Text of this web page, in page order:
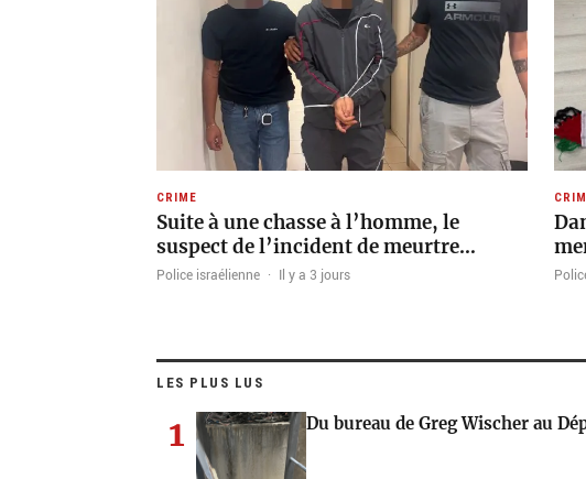
CRIME
Suite à une chasse à l’homme, le
suspect de l’incident de meurtre…
Police israélienne · Il y a 3 jours
LES PLUS LUS
1 Du bureau de Greg Wischer au